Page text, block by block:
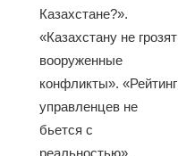
Казахстане?».
«Казахстану не грозят
вооруженные
конфликты». «Рейтинг
управленцев не
бьется с
реальностью».